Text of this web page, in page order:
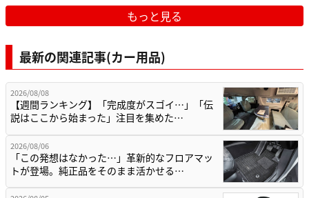
もっと見る
最新の関連記事(カー用品)
2026/08/08
【週間ランキング】「完成度がスゴイ…」「伝
説はここから始まった」注目を集めた…
2026/08/06
「この発想はなかった…」革新的なフロアマッ
トが登場。純正品をそのまま活かせる…